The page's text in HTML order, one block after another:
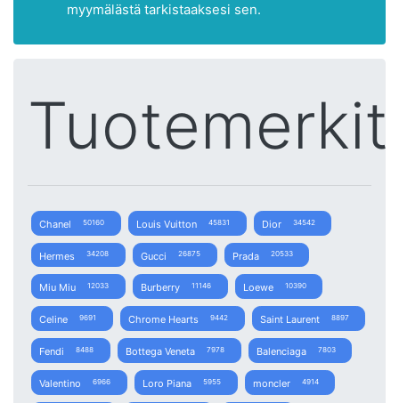
myymälästä tarkistaaksesi sen.
Tuotemerkit
Chanel 50160 Louis Vuitton 45831 Dior 34542
Hermes 34208 Gucci 26875 Prada 20533
Miu Miu 12033 Burberry 11146 Loewe 10390
Celine 9691 Chrome Hearts 9442 Saint Laurent 8897
Fendi 8488 Bottega Veneta 7978 Balenciaga 7803
Valentino 6966 Loro Piana 5955 moncler 4914